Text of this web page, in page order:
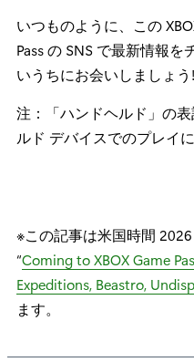
いつものように、この
Pass の SNS で最新情報
いうちにお会いしましょう!
注：「ハンドヘルド」の
ルド デバイスでのプレイ
※この記事は米国時間
“Coming to XBOX Game
Expeditions, Beastro,
ます。